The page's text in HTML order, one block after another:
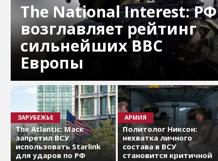
The National Interest: РФ
возглавляет рейтинг
сильнейших ВВС
Европы
ЗАРУБЕЖЬЕ
The Atlantic: Маск
запретил ВСУ
использовать Starlink
для ударов по РФ
АРМИЯ
Политолог Никсон:
нехватка личного
состава в ВСУ
становится критичной